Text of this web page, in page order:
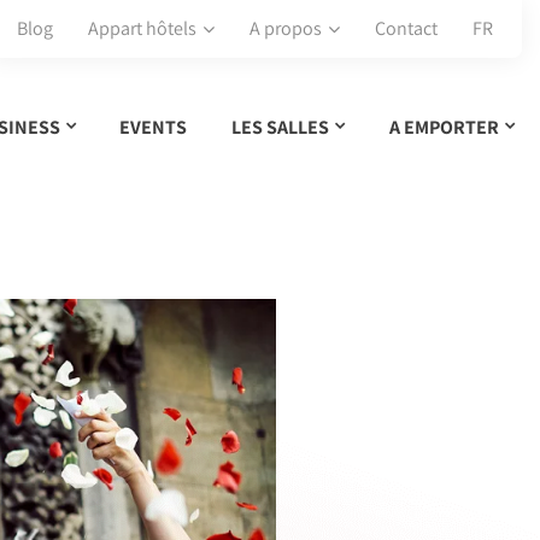
Blog Appart hôtels A propos Contact FR
EVENTS LES SALLES A EMPORTER